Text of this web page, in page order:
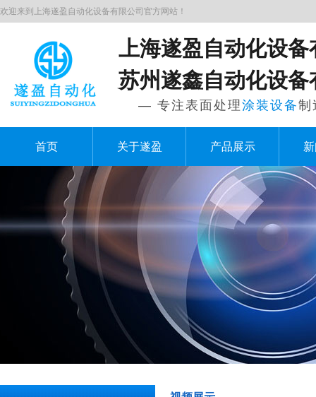
欢迎来到上海遂盈自动化设备有限公司官方网站！
上海遂盈自动化设备
苏州遂鑫自动化设备
— 专注表面处理涂装设备
首页 关于遂盈 产品展示
无尘车间-2
废弃处理设施